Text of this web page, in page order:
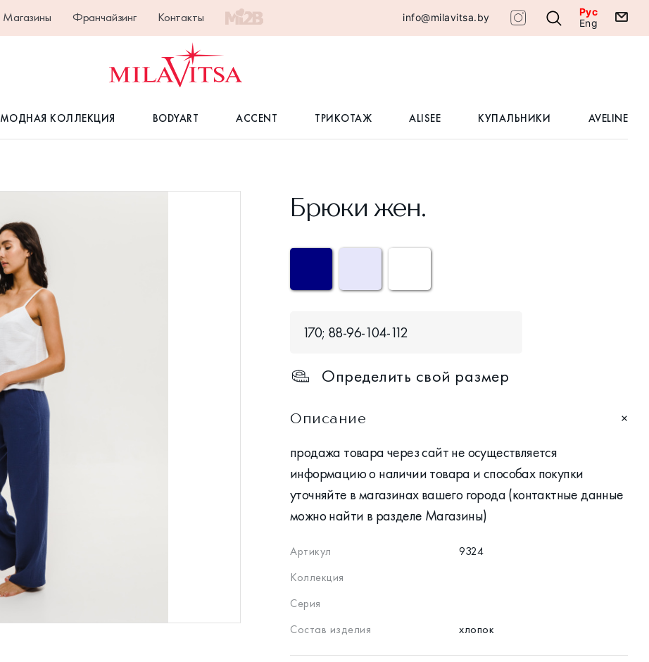
Магазины Франчайзинг Контакты info@milavitsa.by
Рус
Eng
МОДНАЯ КОЛЛЕКЦИЯ BODYART ACCENT ТРИКОТАЖ ALISEE КУПАЛЬНИКИ AVELINE
Брюки жен.
170; 88-96-104-112
Определить свой размер
Описание
продажа товара через сайт не осуществляется
информацию о наличии товара и способах покупки
уточняйте в магазинах вашего города (контактные данные
можно найти в разделе Магазины)
Артикул
9324
Коллекция
Серия
Состав изделия
хлопок